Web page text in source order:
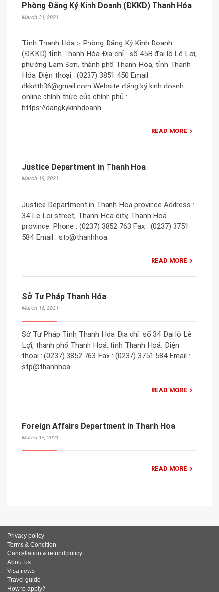
Phòng Đăng Ký Kinh Doanh (ĐKKD) Thanh Hóa
March 31, 2021
Tỉnh Thanh Hóa ▹ Phòng Đăng Ký Kinh Doanh
(ĐKKD) tỉnh Thanh Hóa Địa chỉ : số 45B đại lộ Lê Lợi,
phường Lam Sơn, thành phố Thanh Hóa, tỉnh Thanh
Hóa Điện thoại : (0237) 3851 450 Email :
dkkdth36@gmail.com Website đăng ký kinh doanh
online chính thức của chính phủ :
https://dangkykinhdoanh.
READ MORE
Justice Department in Thanh Hoa
March 19, 2021
Justice Department in Thanh Hoa province Address :
34 Le Loi street, Thanh Hoa city, Thanh Hoa
province. Phone : (0237) 3852 763 Fax : (0237) 3751
584 Email : stp@thanhhoa.
READ MORE
Sở Tư Pháp Thanh Hóa
March 18, 2021
Sở Tư Pháp Tỉnh Thanh Hóa Địa chỉ: số 34 Đại lộ Lê
Lợi, thành phố Thanh Hoá, tỉnh Thanh Hoá. Điện
thoại : (0237) 3852 763 Fax : (0237) 3751 584 Email :
stp@thanhhoa.
READ MORE
Foreign Affairs Department in Thanh Hoa
March 15, 2021
READ MORE
Privacy policy
Terms & Condition
Cancellation & refund policy
About us
Visa news
Travel guide
How to apply?